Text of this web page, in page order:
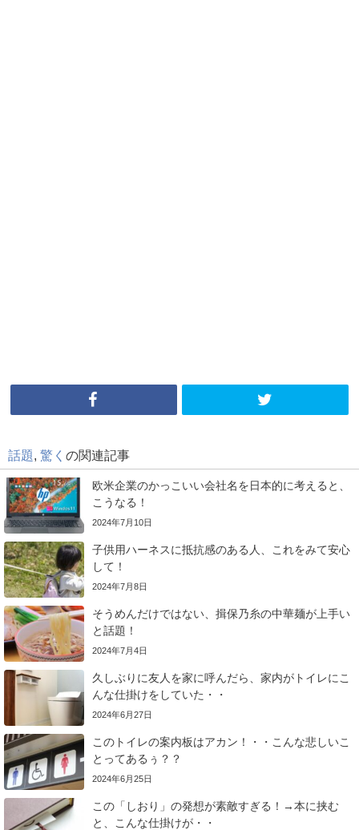
話題, 驚く の関連記事
欧米企業のかっこいい会社名を日本的に考えると、
こうなる！
2024年7月10日
子供用ハーネスに抵抗感のある人、これをみて安心
して！
2024年7月8日
そうめんだけではない、揖保乃糸の中華麺が上手い
と話題！
2024年7月4日
久しぶりに友人を家に呼んだら、家内がトイレにこ
んな仕掛けをしていた・・
2024年6月27日
このトイレの案内板はアカン！・・こんな悲しいこ
とってあるぅ？？
2024年6月25日
この「しおり」の発想が素敵すぎる！→本に挟む
と、こんな仕掛けが・・